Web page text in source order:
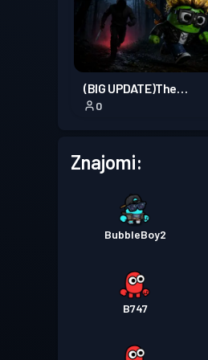
Przepustka bojowa
(BIG UPDATE)The
Forgotten.
0
Znajomi:
BubbleBoy2
B747